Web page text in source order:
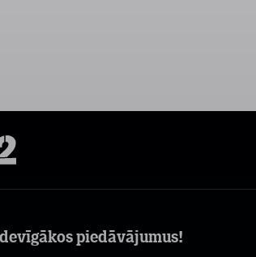
piedāvājumus!